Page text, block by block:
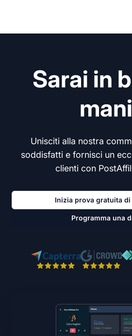
Sarai in
Unisciti alla nostra
soddisfatti e fornisci un
clienti con
Inizia prova gratuita
Programma una